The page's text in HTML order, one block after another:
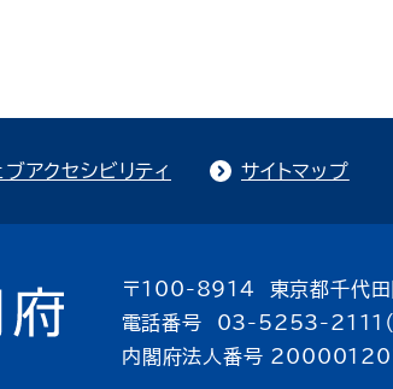
ブアクセシビリティ サイトマップ
〒100-8914 東京都千代田
電話番号 03-5253-2111（
内閣府法人番号